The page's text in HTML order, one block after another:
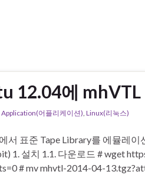
12.04에 mhVTL
Application(어플리케이션), Linux(리눅스)
서 표준 Tape Library를 에뮬레
1. 설치 1.1. 다운로드 # wget
# mv mhvtl-2014-04-